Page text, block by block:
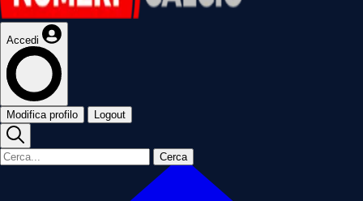
Accedi
Modifica profilo Logout
Cerca